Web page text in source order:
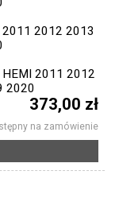
2011 2012 2013
HEMI 2011 2012
2020
373,00 zł
na zamówienie